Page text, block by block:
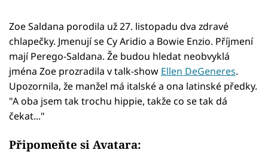
Zoe Saldana porodila už 27. listopadu dva zdravé
chlapečky. Jmenují se Cy Aridio a Bowie Enzio. Příjmení
mají Perego-Saldana. Že budou hledat neobvyklá
jména Zoe prozradila v talk-show Ellen DeGeneres.
Upozornila, že manžel má italské a ona latinské předky.
"A oba jsem tak trochu hippie, takže co se tak dá
čekat..."
Připomeňte si Avatara: